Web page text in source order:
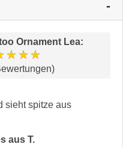
Ornament Lea:
sieht spitze aus
aus T.